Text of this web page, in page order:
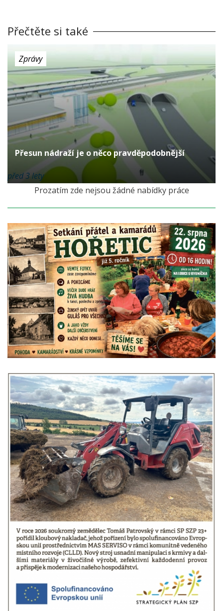
Přečtěte si také
Zprávy
Přesun nádraží je o něco pravděpodobnější
před 3 lety
Prozatím zde nejsou žádné nabídky práce